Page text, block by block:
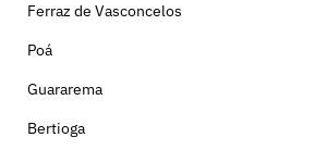
Ferraz de Vasconcelos
Poá
Guararema
Bertioga